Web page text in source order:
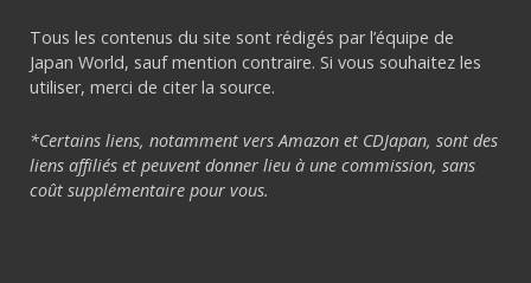
Tous les contenus du site sont rédigés par l’équipe de
Japan World, sauf mention contraire. Si vous souhaitez les
utiliser, merci de citer la source.
*Certains liens, notamment vers Amazon et CDJapan, sont des
liens affiliés et peuvent donner lieu à une commission, sans
coût supplémentaire pour vous.